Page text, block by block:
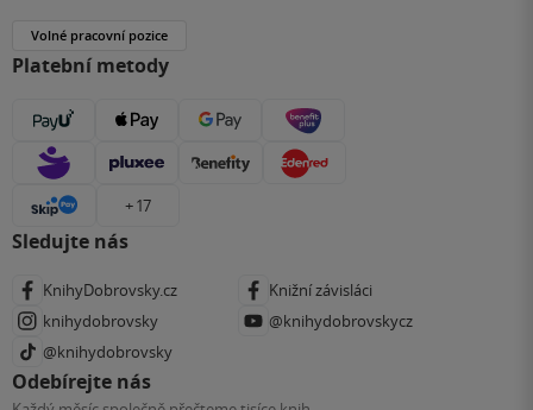
Volné pracovní pozice
Platební metody
+ 17
Sledujte nás
KnihyDobrovsky.cz
Knižní závisláci
knihydobrovsky
@knihydobrovskycz
@knihydobrovsky
Odebírejte nás